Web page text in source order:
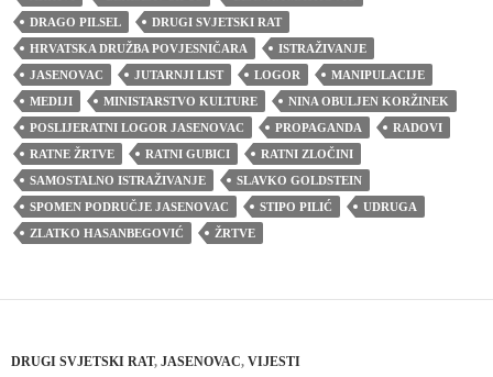
DRAGO PILSEL
DRUGI SVJETSKI RAT
HRVATSKA DRUŽBA POVJESNIČARA
ISTRAŽIVANJE
JASENOVAC
JUTARNJI LIST LOGOR
MANIPULACIJE
MEDIJI
MINISTARSTVO KULTURE
NINA OBULJEN KORŽINEK
POSLIJERATNI LOGOR JASENOVAC
PROPAGANDA
RADOVI
RATNE ŽRTVE
RATNI GUBICI
RATNI ZLOČINI
SAMOSTALNO ISTRAŽIVANJE
SLAVKO GOLDSTEIN
SPOMEN PODRUČJE JASENOVAC
STIPO PILIĆ
UDRUGA
ZLATKO HASANBEGOVIĆ
ŽRTVE
DRUGI SVJETSKI RAT, JASENOVAC, VIJESTI